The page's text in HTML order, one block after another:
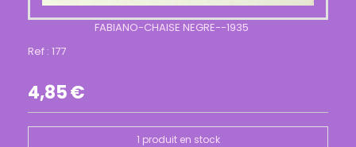
FABIANO-CHAISE NEGRE--1935
Ref : 177
4,85€
1 produit en stock